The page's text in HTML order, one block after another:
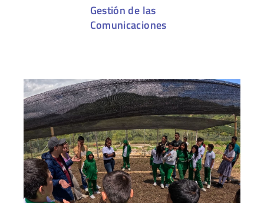
Gestión de las
Comunicaciones